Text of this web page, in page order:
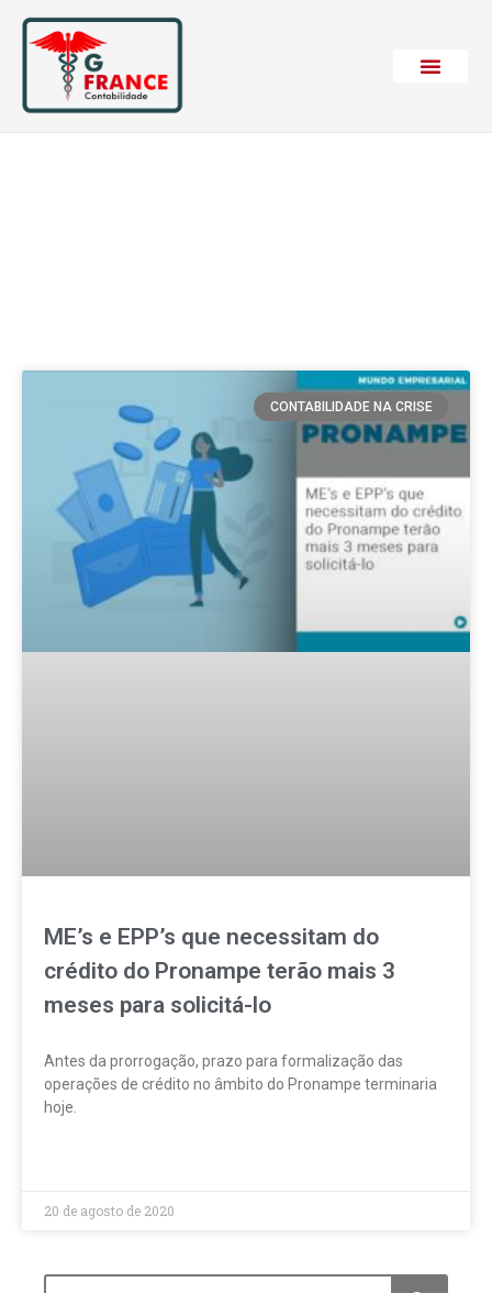
CONTABILIDADE NA CRISE
ME’s e EPP’s que necessitam do
crédito do Pronampe terão mais 3
meses para solicitá-lo
Antes da prorrogação, prazo para formalização das
operações de crédito no âmbito do Pronampe terminaria
hoje.
20 de agosto de 2020